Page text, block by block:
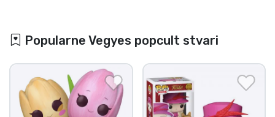
Popularne Vegyes popcult stvari